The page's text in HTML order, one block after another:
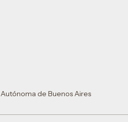
de Buenos Aires